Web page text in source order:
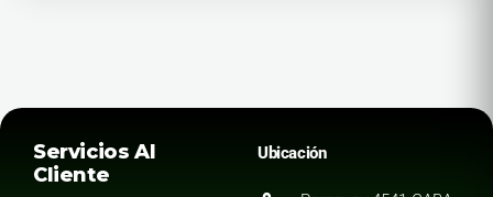
Servicios Al
Cliente
Ubicación